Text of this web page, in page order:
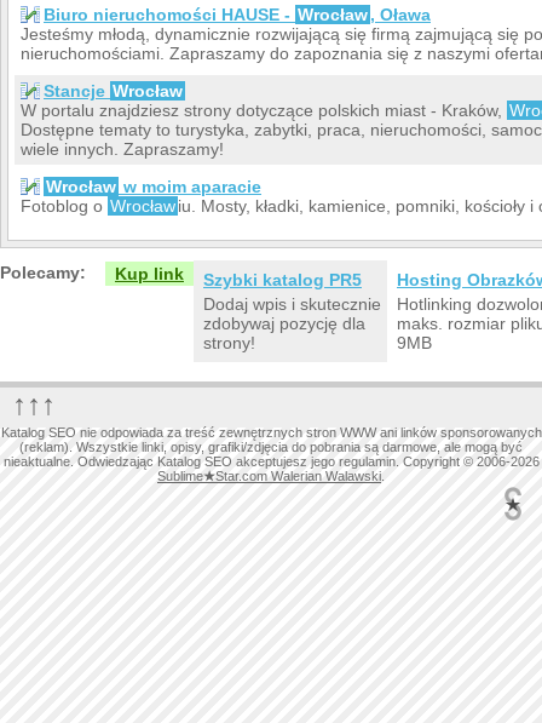
Biuro nieruchomości HAUSE - Wrocław, Oława
Jesteśmy młodą, dynamicznie rozwijającą się firmą zajmującą się
nieruchomościami. Zapraszamy do zapoznania się z naszymi
Stancje Wrocław
W portalu znajdziesz strony dotyczące polskich miast - Kraków,
Dostępne tematy to turystyka, zabytki, praca, nieruchomości,
wiele innych. Zapraszamy!
Wrocław w moim aparacie
Fotoblog o Wrocławiu. Mosty, kładki, kamienice, pomniki, kościoły
Polecamy: Kup link
Szybki katalog PR5
Dodaj wpis i skutecznie
zdobywaj pozycję dla
strony!
Hosting
Hotlinking
maks. rozmiar
9MB
↑↑↑
Katalog SEO nie odpowiada za treść zewnętrznych stron WWW ani linków sponsorowanych
(reklam). Wszystkie linki, opisy, grafiki/zdjęcia do pobrania są darmowe, ale mogą być
nieaktualne. Odwiedzając Katalog SEO akceptujesz jego regulamin. Copyright © 2006-2026
Sublime★Star.com Walerian Walawski